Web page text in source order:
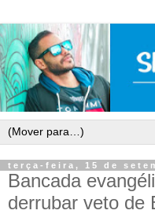
terça-feira, 15 de
Bancada
derrubar veto de